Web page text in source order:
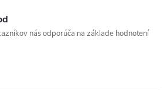
nás odporúča na základe hodnotení